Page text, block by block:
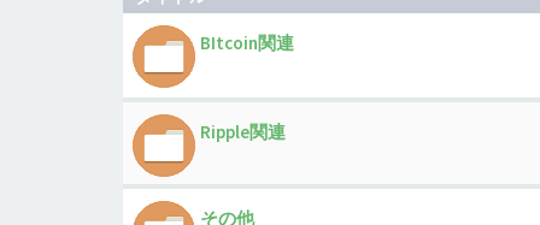
BItcoin関連
Ripple関連
その他